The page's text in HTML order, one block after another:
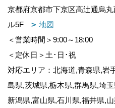
京都府京都市下京区高辻通烏
ル5F
地図
＜営業時間＞9:00～18:00
＜定休日＞土･日･祝
対応エリア：北海道,青森県,岩
島県,茨城県,栃木県,群馬県,埼
新潟県,富山県,石川県,福井県,